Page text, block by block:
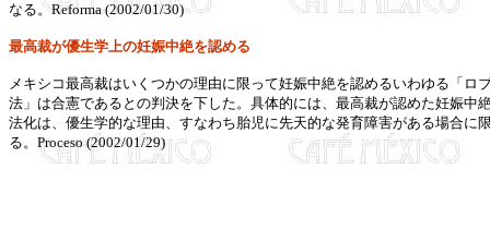
なる。Reforma (2002/01/30)
最高裁が優生学上の妊娠中絶を認める
メキシコ最高裁はいくつかの理由に限って妊娠中絶を認めるいわゆる「ロ
法」は合憲であるとの判決を下した。具体的には、最高裁が認めた妊娠中
法化は、優生学的な理由、すなわち胎児に先天的な発育障害がある場合に
る。Proceso (2002/01/29)